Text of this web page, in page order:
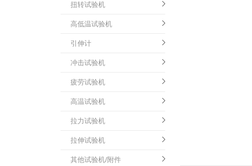
扭转试验机
高低温试验机
引伸计
冲击试验机
疲劳试验机
高温试验机
拉力试验机
拉伸试验机
其他试验机/附件